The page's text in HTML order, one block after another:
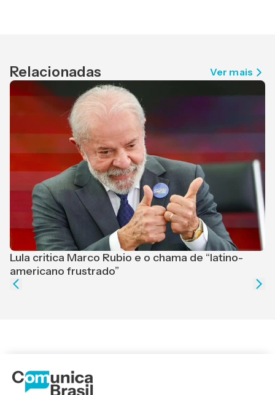
Relacionadas Ver mais
Lula critica Marco Rubio e o chama de “latino-
americano frustrado”